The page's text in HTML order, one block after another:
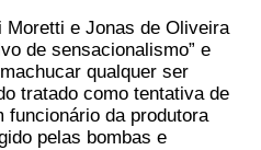
e Jonas de Oliveira
de sensacionalismo” e
qualquer ser
tratado como tentativa de
funcionário da produtora
pelas bombas e